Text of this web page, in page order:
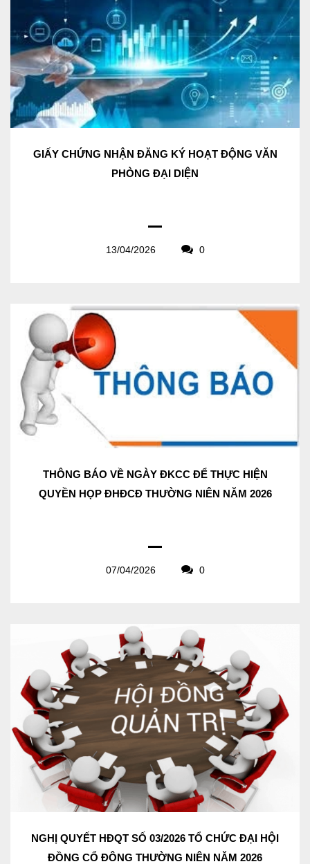
GIẤY CHỨNG NHẬN ĐĂNG KÝ HOẠT ĐỘNG VĂN
PHÒNG ĐẠI DIỆN
13/04/2026 0
THÔNG BÁO VỀ NGÀY ĐKCC ĐỂ THỰC HIỆN
QUYỀN HỌP ĐHĐCĐ THƯỜNG NIÊN NĂM 2026
07/04/2026 0
NGHỊ QUYẾT HĐQT SỐ 03/2026 TỔ CHỨC ĐẠI HỘI
ĐỒNG CỔ ĐÔNG THƯỜNG NIÊN NĂM 2026